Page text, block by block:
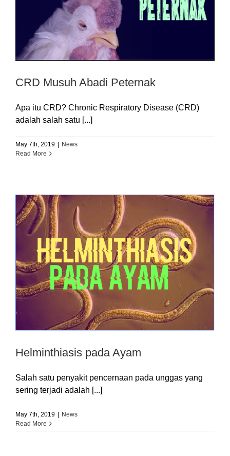
CRD Musuh Abadi Peternak
Apa itu CRD? Chronic Respiratory Disease (CRD)
adalah salah satu [...]
May 7th, 2019
News
Read More
Helminthiasis pada Ayam
Salah satu penyakit pencernaan pada unggas yang
sering terjadi adalah [...]
May 7th, 2019 | News
Read More